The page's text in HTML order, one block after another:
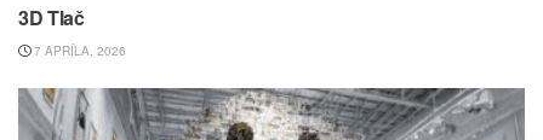
3D Tlač
7 APRÍLA, 2026